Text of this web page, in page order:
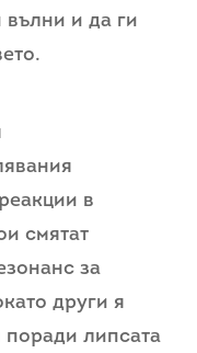
вълни и да ги
в
смятат
за
други я
поради липсата